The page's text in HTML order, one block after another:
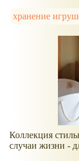
хранение
Коллекция
случаи жизни -